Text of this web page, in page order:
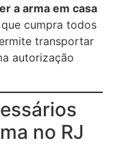
a arma em casa
cumpra todos
transportar
autorização
no RJ